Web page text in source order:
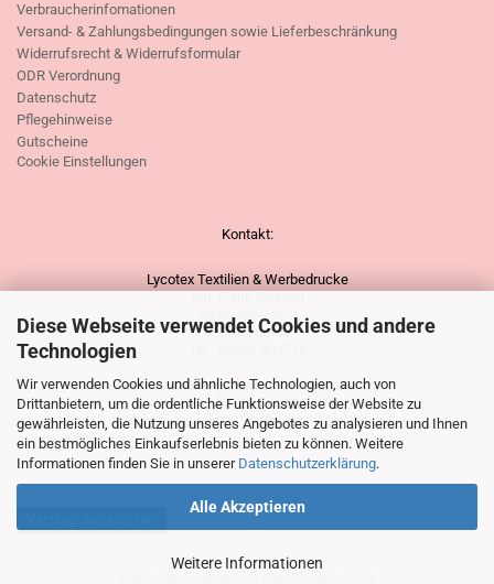
Diese Webseite verwendet Cookies und andere
Technologien
Wir verwenden Cookies und ähnliche Technologien, auch von
Drittanbietern, um die ordentliche Funktionsweise der Website zu
gewährleisten, die Nutzung unseres Angebotes zu analysieren und Ihnen
ein bestmögliches Einkaufserlebnis bieten zu können. Weitere
Informationen finden Sie in unserer Datenschutzerklärung.
Alle Akzeptieren
Weitere Informationen
Verbraucherinfomationen
Versand- & Zahlungsbedingungen sowie Lieferbeschränkung
Widerrufsrecht & Widerrufsformular
ODR Verordnung
Datenschutz
Pflegehinweise
Gutscheine
Cookie Einstellungen
Kontakt:
Lycotex Textilien & Werbedrucke
Mehrumer Str. 7
46562 Voerde
Unsere vorübergehenden Öffnungszeiten:
Di - Fr. 15.30 Uhr bis 18.30 Uhr
Samstags von 10.00 Uhr bis 13.00 Uhr